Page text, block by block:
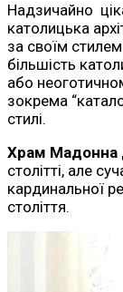
Надзичайно
католицька
за своїм
більшість
або
зокрема
стилі.
Храм Мадонна
столітті, але
кардинальної
століття.